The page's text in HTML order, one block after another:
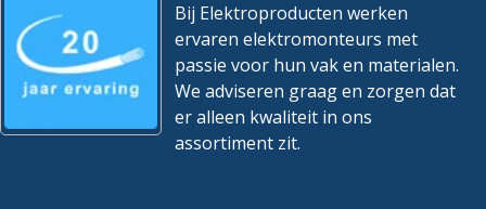
Bij Elektroproducten werken
ervaren elektromonteurs met
passie voor hun vak en materialen.
We adviseren graag en zorgen dat
er alleen kwaliteit in ons
assortiment zit.